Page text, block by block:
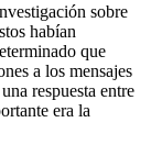
sobre
habían
que
a los mensajes
respuesta entre
era la